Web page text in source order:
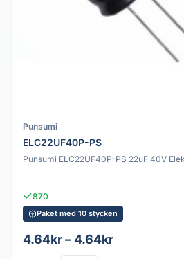
Punsumi
ELC22UF40P-PS
Punsumi ELC22UF40P-PS 22uF 40V
870
Paket med 10 stycken
4.64kr – 4.64kr